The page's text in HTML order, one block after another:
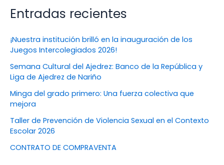
Entradas recientes
¡Nuestra institución brilló en la inauguración de los
Juegos Intercolegiados 2026!
Semana Cultural del Ajedrez: Banco de la República y
Liga de Ajedrez de Nariño
Minga del grado primero: Una fuerza colectiva que
mejora
Taller de Prevención de Violencia Sexual en el Contexto
Escolar 2026
CONTRATO DE COMPRAVENTA